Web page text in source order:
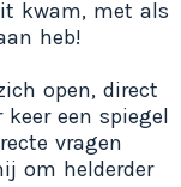
kwam, met als
heb!
open, direct
een spiegel
vragen
om helderder